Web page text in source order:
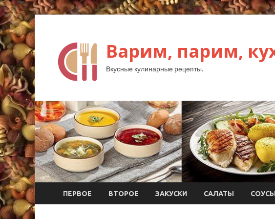
Варим, парим,
Вкусные кулинарные рецепты.
ПЕРВОЕ ВТОРОЕ ЗАКУСКИ САЛАТЫ СОУСЫ